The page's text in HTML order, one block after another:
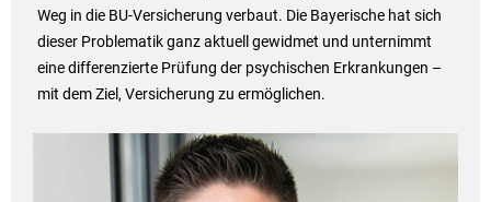
Weg in die BU-Versicherung verbaut. Die Bayerische hat sich
dieser Problematik ganz aktuell gewidmet und unternimmt
eine differenzierte Prüfung der psychischen Erkrankungen –
mit dem Ziel, Versicherung zu ermöglichen.